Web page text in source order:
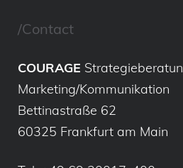
/Contact
COURAGE
Marketing/Kommunikation
Bettinastraße 62
60325 Frankfurt am Main